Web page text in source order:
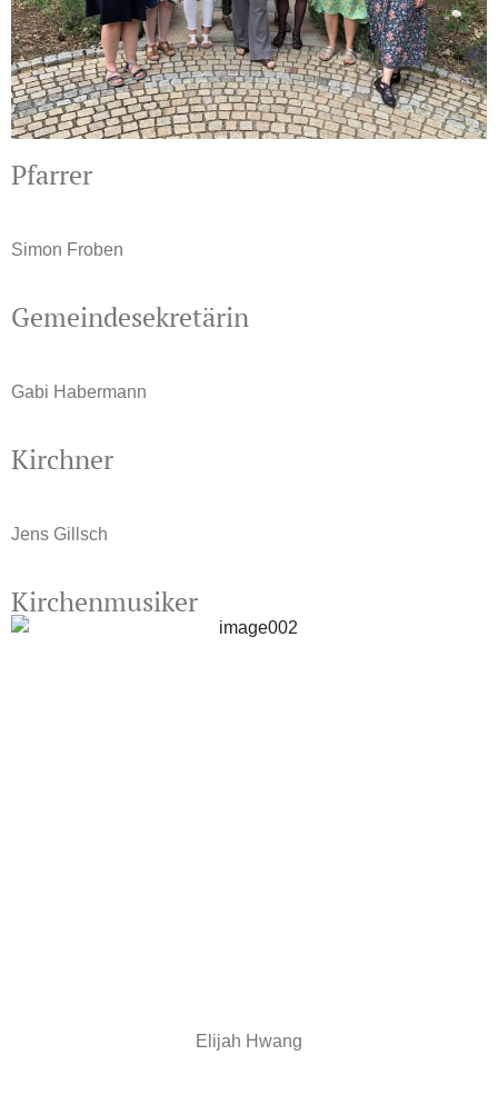
Pfarrer
Simon Froben
Gemeindesekretärin
Gabi Habermann
Kirchner
Jens Gillsch
Kirchenmusiker
Elijah Hwang